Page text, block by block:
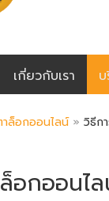
เกี่ยวกับเรา
ล็อกออนไลน์ » วิธีก
อกออนไ